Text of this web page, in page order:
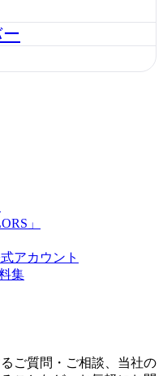
」
アカウント
集
ご質問・ご相談、当社の